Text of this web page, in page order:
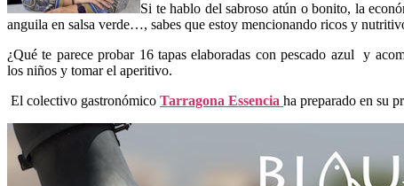
Si te hablo del sabroso atún o bonito, la
anguila en salsa verde…, sabes que estoy mencionando ricos y
¿Qué te parece probar 16 tapas elaboradas con pescado azul y
los niños y tomar el aperitivo.
El colectivo gastronómico Tarragona Essencia ha preparado en su